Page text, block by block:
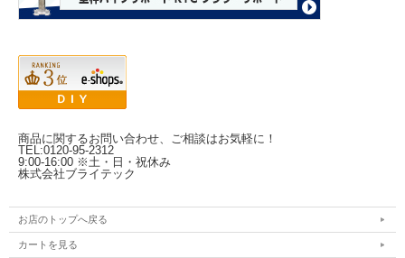
商品に関するお問い合わせ、ご相談はお気軽に！
TEL:0120-95-2312
9:00-16:00 ※土・日・祝休み
株式会社ブライテック
お店のトップへ戻る
カートを見る